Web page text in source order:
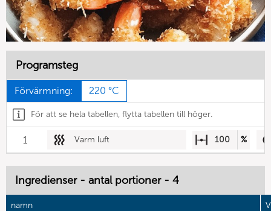
Programsteg
Förvärmning: 220 °C
För att se hela tabellen, flytta tabellen till höger.
1 Varm luft 100 %
Ingredienser - antal portioner - 4
namn